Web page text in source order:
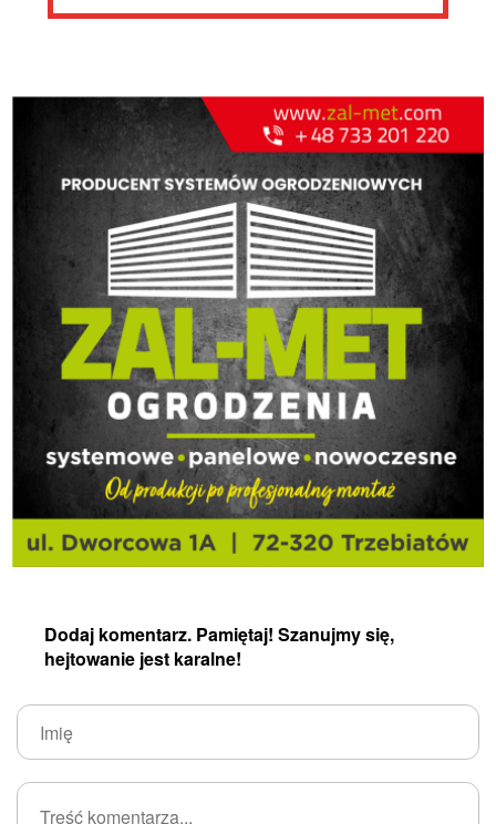
Dodaj komentarz. Pamiętaj! Szanujmy się,
hejtowanie jest karalne!